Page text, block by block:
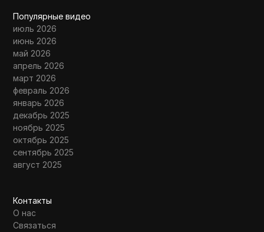
Популярные видео
июль 2026
июнь 2026
май 2026
апрель 2026
март 2026
февраль 2026
январь 2026
декабрь 2025
ноябрь 2025
октябрь 2025
сентябрь 2025
август 2025
Контакты
О нас
Связаться